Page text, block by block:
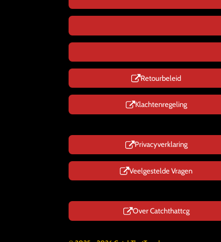
Retourbeleid
Klachtenregeling
Privacyverklaring
Veelgestelde Vragen
Over Catchthattcg